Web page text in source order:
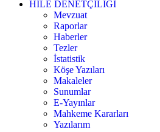
HİLE DENETÇİLİĞİ
Mevzuat
Raporlar
Haberler
Tezler
İstatistik
Köşe Yazıları
Makaleler
Sunumlar
E-Yayınlar
Mahkeme Kararları
Yazılarım